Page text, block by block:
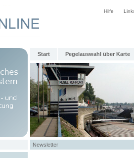
Hilfe
Start Pegelauswahl über Karte
Newsletter